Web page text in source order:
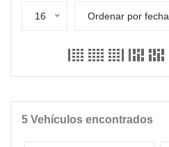
16 Ordenar por fecha
5 Vehículos encontrados